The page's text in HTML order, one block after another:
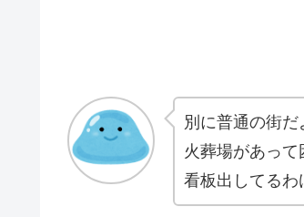
別に普通の街だ
火葬場があっ
看板出してるわ